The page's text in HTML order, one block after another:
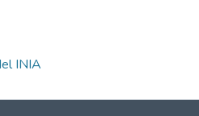
INIA